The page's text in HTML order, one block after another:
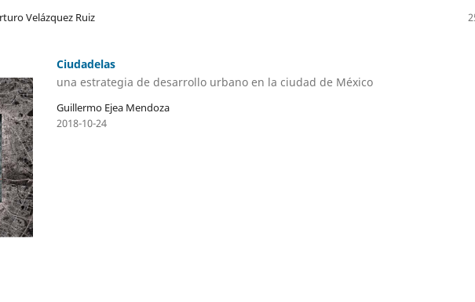
Velázquez Ruiz
Ciudadelas
una estrategia de desarrollo urbano en la ciudad de México
Guillermo Ejea Mendoza
2018-10-24